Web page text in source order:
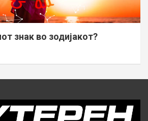
знак во зодијакот?